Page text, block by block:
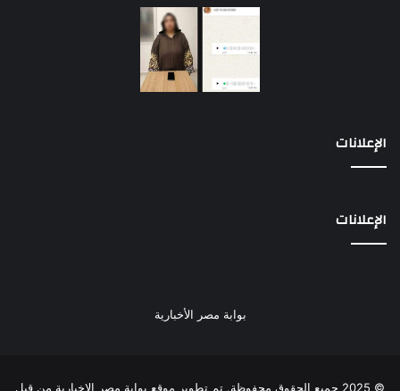
الإعلانات
الإعلانات
بوابة مصر الأخبارية
© 2025 جميع الحقوق محفوظة. تم تطوير موقع بوابة مصر الإخبارية من قبل